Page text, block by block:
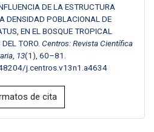
DE LA ESTRUCTURA
DENSIDAD POBLACIONAL DE
EN EL BOSQUE TROPICAL
TORO. Centros: Revista Científica
13(1), 60–81.
j.centros.v13n1.a4634
de cita